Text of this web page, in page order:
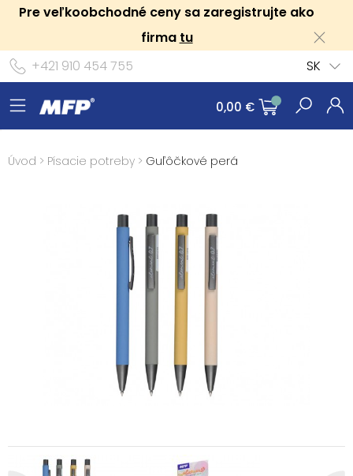
Pre veľkoobchodné ceny sa zaregistrujte ako
firma tu
+421 910 454 755
SK
0,00 €
Úvod > Písacie potreby > Guľôčkové perá